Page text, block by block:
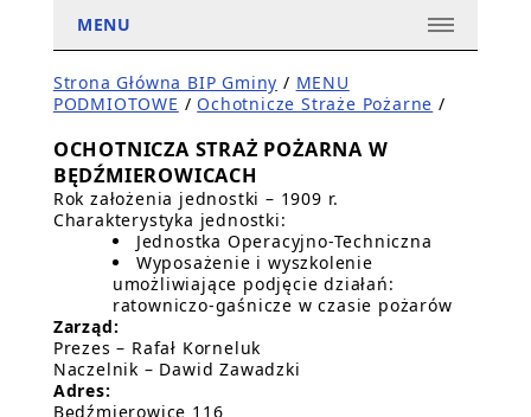
MENU
Strona Główna BIP Gminy / MENU
PODMIOTOWE / Ochotnicze Straże Pożarne /
OCHOTNICZA STRAŻ POŻARNA W
BĘDŹMIEROWICACH
Rok założenia jednostki – 1909 r.
Charakterystyka jednostki:
Jednostka Operacyjno-Techniczna
Wyposażenie i wyszkolenie
umożliwiające podjęcie działań:
ratowniczo-gaśnicze w czasie pożarów
Zarząd:
Prezes – Rafał Korneluk
Naczelnik – Dawid Zawadzki
Adres:
Będźmierowice 116